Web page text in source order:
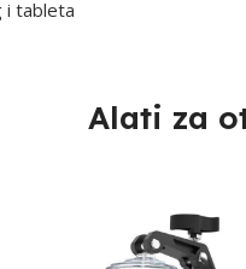
i tableta
Alati za